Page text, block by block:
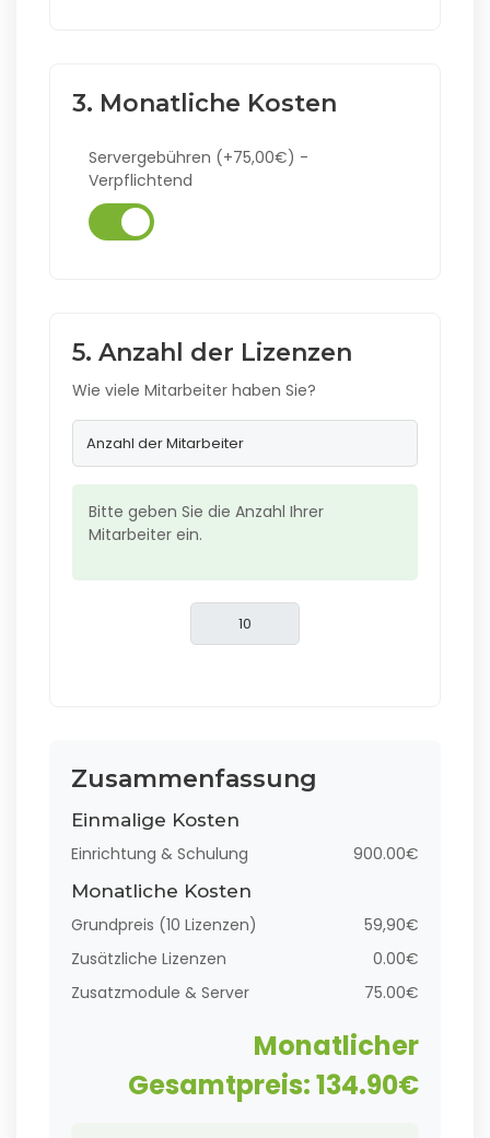
3. Monatliche Kosten
Servergebühren (+75,00€) -
Verpflichtend
5. Anzahl der Lizenzen
Wie viele Mitarbeiter haben Sie?
Bitte geben Sie die Anzahl Ihrer
Mitarbeiter ein.
Zusammenfassung
Einmalige Kosten
Einrichtung & Schulung
900.00€
Monatliche Kosten
Grundpreis (10 Lizenzen)
59,90€
Zusätzliche Lizenzen
0.00€
Zusatzmodule & Server
75.00€
Monatlicher
Gesamtpreis:134.90€